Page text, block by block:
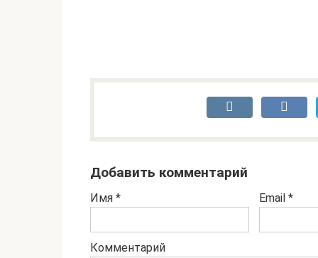
Добавить комментарий
Имя * Email *
Комментарий